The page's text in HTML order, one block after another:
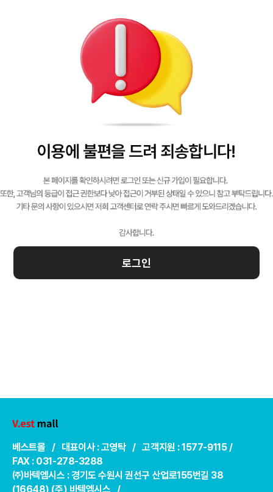
로그인
베스트몰 / 대표이사 : 고영탁 / 고객지원 : 1577-9115 /
FAX : 031-278-3288
㈜바텍엠시스 : 경기도 수원시 권선구 산업로155번길 38
(16648) (주) 바텍엠시스 /